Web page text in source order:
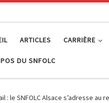
ARTICLES CARRIÈRE
DU SNFOLC
: le SNFOLC Alsace s’adresse